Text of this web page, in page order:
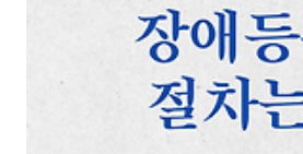
에 필수적입니다.- 연어, 표고버섯, 계란노른자
산화 성분:- 염증을 줄이고 면역력을 높입..